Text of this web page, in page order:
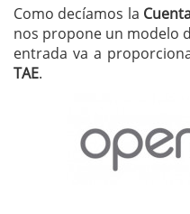
Como decíamos la
nos propone un modelo
entrada va a
TAE.